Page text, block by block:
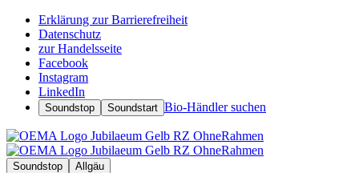
Erklärung zur Barrierefreiheit
Datenschutz
zur Handelsseite
Facebook
Instagram
LinkedIn
Soundstop Soundstart Bio-Händler suchen
Soundstop Allgäu